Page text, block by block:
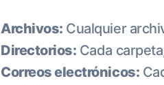
Archivos: Cualquier
Directorios: Cada
Correos electrónicos: